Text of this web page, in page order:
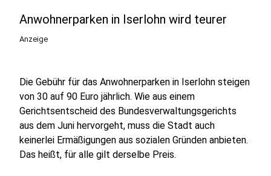
Anwohnerparken in Iserlohn wird teurer
Anzeige
Die Gebühr für das Anwohnerparken in Iserlohn steigen
von 30 auf 90 Euro jährlich. Wie aus einem
Gerichtsentscheid des Bundesverwaltungsgerichts
aus dem Juni hervorgeht, muss die Stadt auch
keinerlei Ermäßigungen aus sozialen Gründen anbieten.
Das heißt, für alle gilt derselbe Preis.